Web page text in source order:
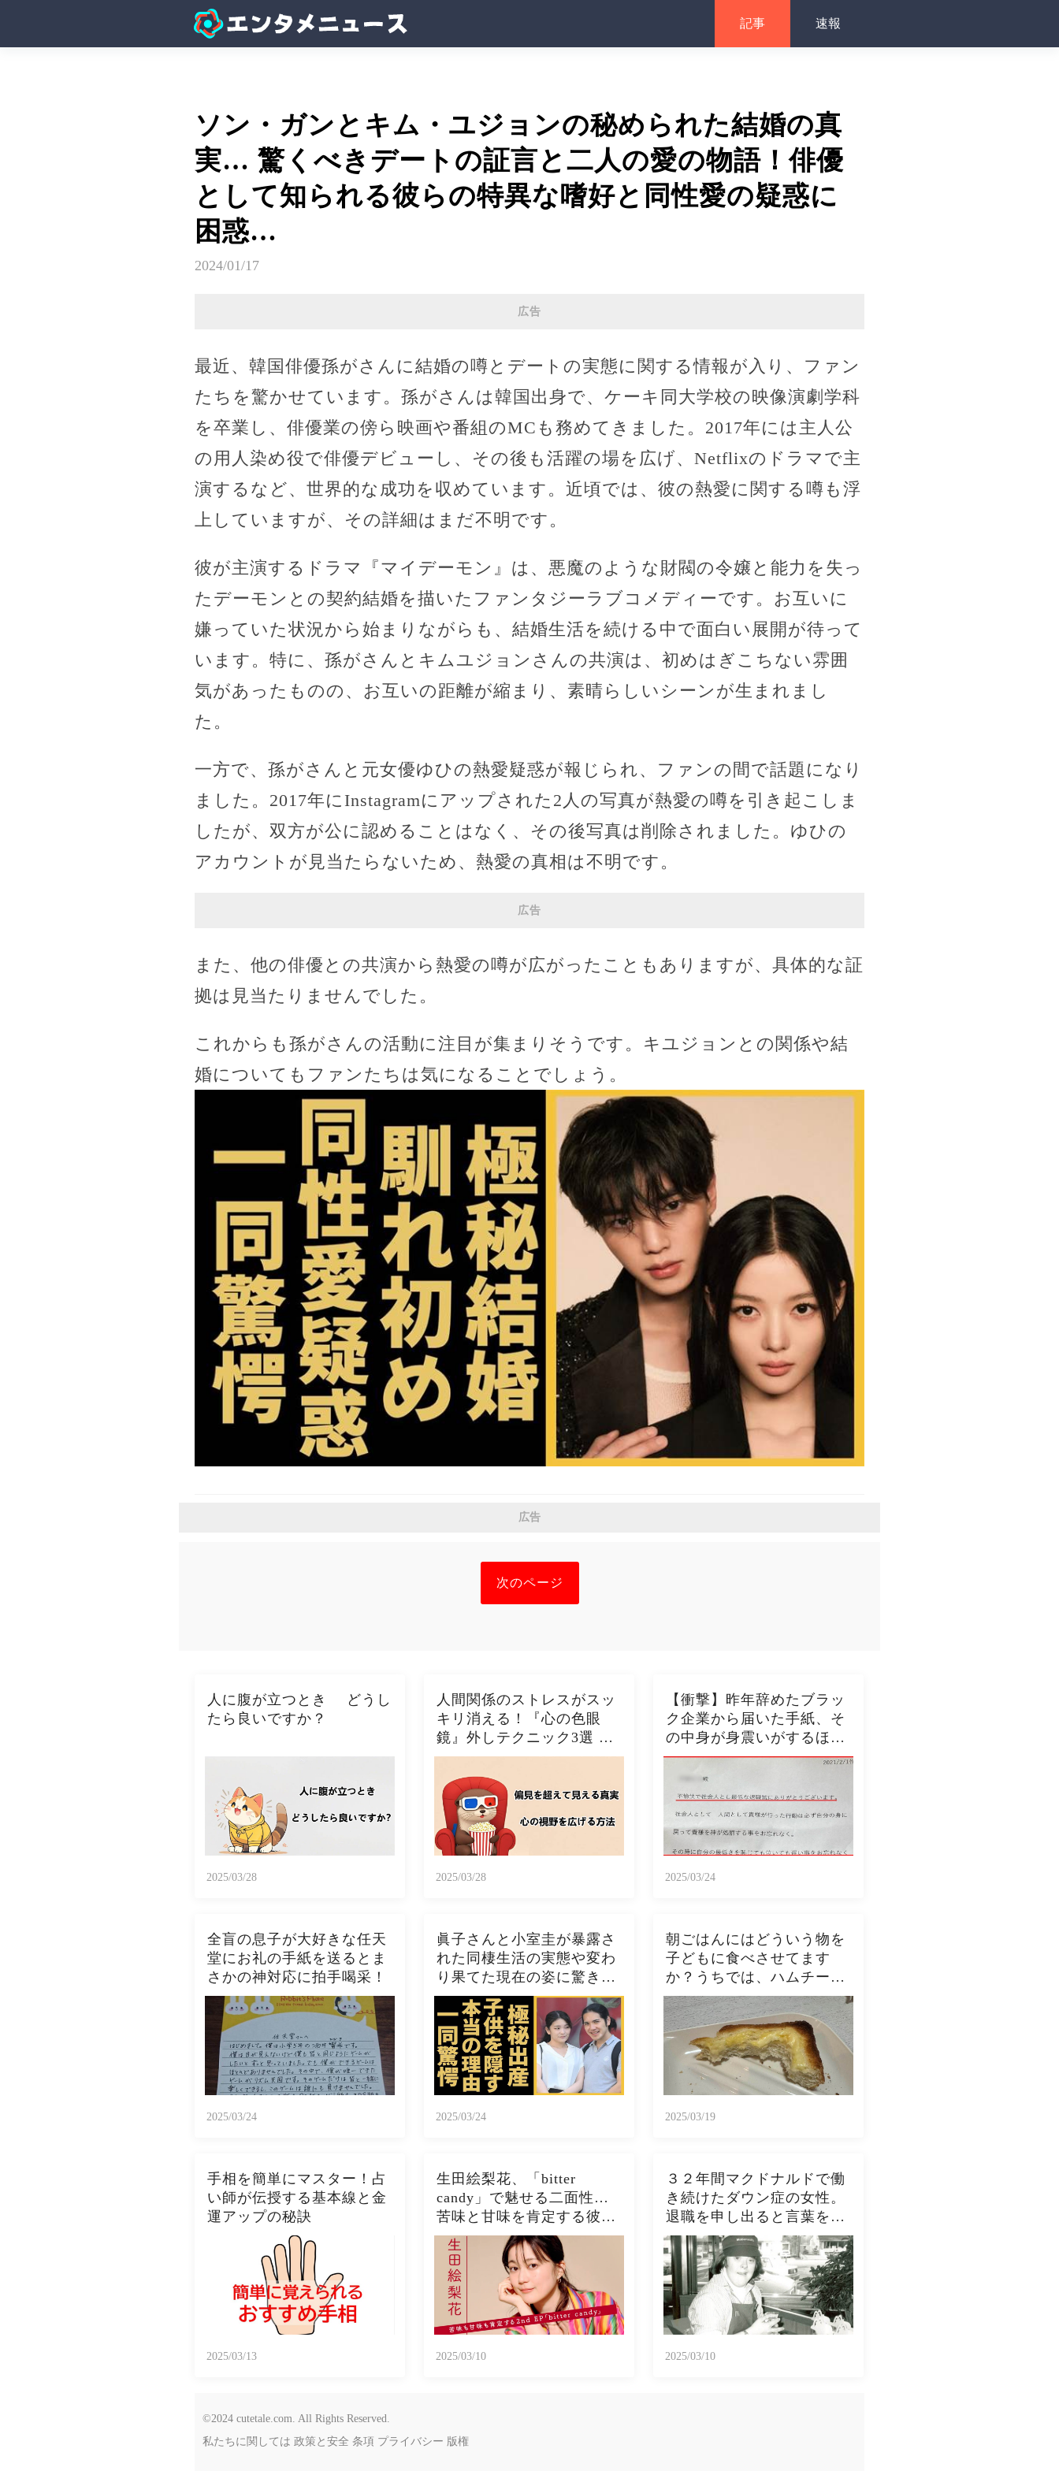
記事 速報
ソン・ガンとキム・ユジョンの秘められた結婚の真
実… 驚くべきデートの証言と二人の愛の物語！俳優
として知られる彼らの特異な嗜好と同性愛の疑惑に
困惑…
2024/01/17
広告
最近、韓国俳優孫がさんに結婚の噂とデートの実態に関する情報が入り、ファン
たちを驚かせています。孫がさんは韓国出身で、ケーキ同大学校の映像演劇学科
を卒業し、俳優業の傍ら映画や番組のMCも務めてきました。2017年には主人公
の用人染め役で俳優デビューし、その後も活躍の場を広げ、Netflixのドラマで主
演するなど、世界的な成功を収めています。近頃では、彼の熱愛に関する噂も浮
上していますが、その詳細はまだ不明です。
彼が主演するドラマ『マイデーモン』は、悪魔のような財閥の令嬢と能力を失っ
たデーモンとの契約結婚を描いたファンタジーラブコメディーです。お互いに
嫌っていた状況から始まりながらも、結婚生活を続ける中で面白い展開が待って
います。特に、孫がさんとキムユジョンさんの共演は、初めはぎこちない雰囲
気があったものの、お互いの距離が縮まり、素晴らしいシーンが生まれまし
た。
一方で、孫がさんと元女優ゆひの熱愛疑惑が報じられ、ファンの間で話題になり
ました。2017年にInstagramにアップされた2人の写真が熱愛の噂を引き起こしま
したが、双方が公に認めることはなく、その後写真は削除されました。ゆひの
アカウントが見当たらないため、熱愛の真相は不明です。
広告
また、他の俳優との共演から熱愛の噂が広がったこともありますが、具体的な証
拠は見当たりませんでした。
これからも孫がさんの活動に注目が集まりそうです。キユジョンとの関係や結
婚についてもファンたちは気になることでしょう。
広告
次のページ
人に腹が立つとき どうし
たら良いですか？
2025/03/28
人間関係のストレスがスッ
キリ消える！『心の色眼
鏡』外しテクニック3選 今
日から視界クリアになるた
った！！🦦✨
2025/03/28
【衝撃】昨年辞めたブラッ
ク企業から届いた手紙、そ
の中身が身震いがするほど
の酷い内容だった…...
2025/03/24
全盲の息子が大好きな任天
堂にお礼の手紙を送るとま
さかの神対応に拍手喝采！
2025/03/24
眞子さんと小室圭が暴露さ
れた同棲生活の実態や変わ
り果てた現在の姿に驚きを
隠さない...秋篠宮家の長女
がアメリカで極秘出産の真
相や暴露されたヤバいO癖
に言葉を失う...
2025/03/24
朝ごはんにはどういう物を
子どもに食べさせてます
か？うちでは、ハムチーズ
トースト、ジャムトース
ト、ピーナッツバタートー
ストをよく作ります。やっ
ぱこんなんダメよね…
2025/03/19
手相を簡単にマスター！占
い師が伝授する基本線と金
運アップの秘訣
2025/03/13
生田絵梨花、「bitter
candy」で魅せる二面性…
苦味と甘味を肯定する彼女
の進化とは？
2025/03/10
３２年間マクドナルドで働
き続けたダウン症の女性。
退職を申し出ると言葉を失
う展開を迎える
2025/03/10
©2024 cutetale.com. All Rights Reserved.
私たちに関しては 政策と安全 条項 プライバシー 版権